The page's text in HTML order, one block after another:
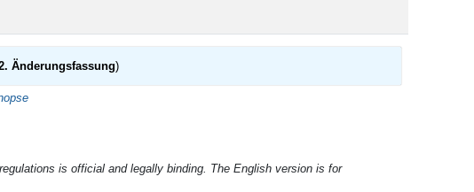
Änderungsfassung)
is official and legally binding. The English version is for